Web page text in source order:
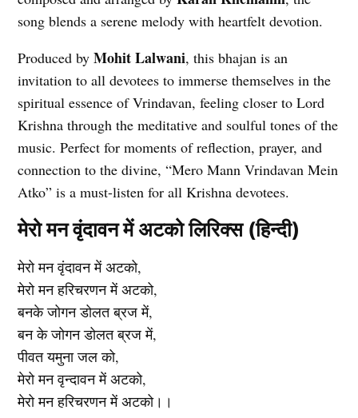
song blends a serene melody with heartfelt devotion.
Produced byMohit Lalwani, this bhajan is an
invitation to all devotees to immerse themselves in the
spiritual essence of Vrindavan, feeling closer to Lord
Krishna through the meditative and soulful tones of the
music. Perfect for moments of reflection, prayer, and
connection to the divine, “Mero Mann Vrindavan Mein
Atko” is a must-listen for all Krishna devotees.
मेरो मन वृंदावन में अटको लिरिक्स (हिन्दी)
मेरो मन वृंदावन में अटको,
मेरो मन हरिचरणन में अटको,
बनके जोगन डोलत ब्रज में,
बन के जोगन डोलत ब्रज में,
पीवत यमुना जल को,
मेरो मन वृन्दावन में अटको,
मेरो मन हरिचरणन में अटको।।